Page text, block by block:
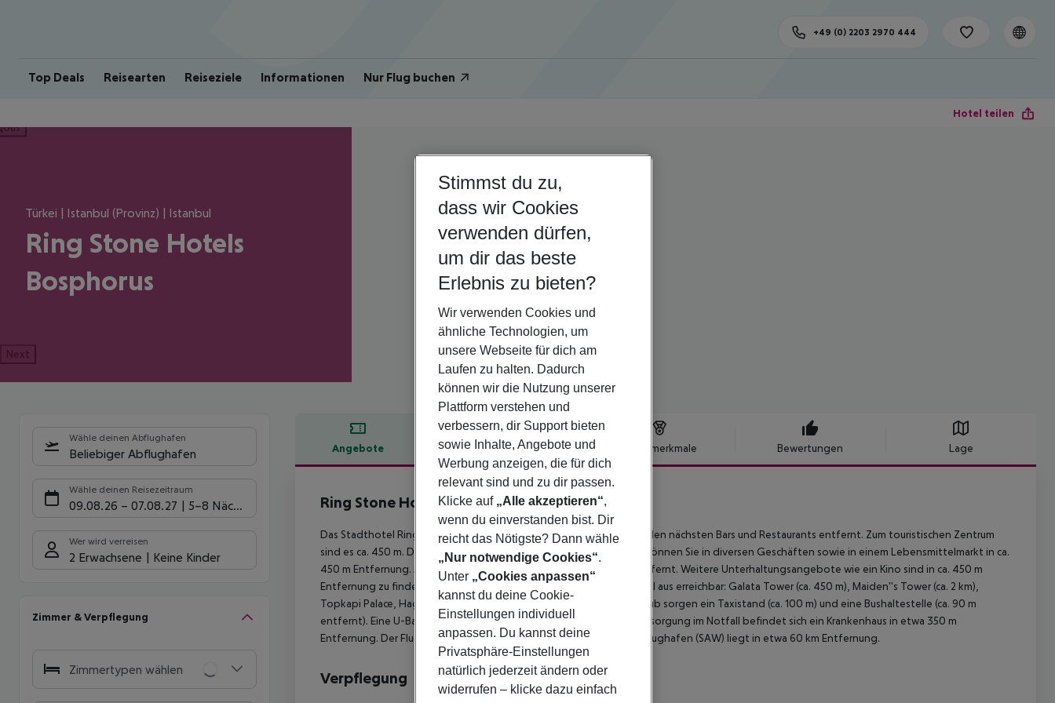
Top Deals Reisearten Reiseziele Informationen Nur Flug buchen
+49 (0) 2203 2970 444
Hotel teilen
Türkei | Istanbul (Provinz) | Istanbul
Ring Stone Hotels
Bosphorus
Next
Wähle deinen Abflughafen
Beliebiger Abflughafen
Wähle deinen Reisezeitraum
09.08.26 – 07.08.27 5-8 Nächte
Wer wird verreisen
2 Erwachsene Keine Kinder
Zimmer & Verpflegung
Zimmertypen wählen
Angebote Hotelbeschreibung Hotelmerkmale Bewertungen Lage
Hotelbeschreibung
Ring Stone Hotels Bosphorus
Das Stadthotel Ring Stone Hotels Bosphorus liegt rund 450 m von den nächsten Bars und Restaurants entfernt. Zum touristischen Zentrum
sind es ca. 450 m. Die nächstgelegene Stadt ist Istanbul. Einkaufen können Sie in diversen Geschäften sowie in einem Lebensmittelmarkt in ca.
450 m Entfernung. Auch die nächste Diskothek liegt rund 450 m entfernt. Weitere Unterhaltungsangebote wie ein Kino sind in ca. 450 m
Entfernung zu finden. Folgende Sehenswürdigkeiten sind vom Hotel aus erreichbar: Galata Tower (ca. 450 m), Maiden''s Tower (ca. 2 km),
Topkapi Palace, Hagia Sophia und Blue Mosque. Für Mobilität im Urlaub sorgen ein Taxistand (ca. 100 m) und eine Bushaltestelle (ca. 90 m
entfernt). Eine U-Bahnstation ist ca. 10 m entfernt. Zur ärztlichen Versorgung im Notfall befindet sich ein Krankenhaus in etwa 350 m
Entfernung. Der Flughafen (IST) ist ca. 44 km entfernt. Ein weiterer Flughafen (SAW) liegt in etwa 60 km Entfernung.
Verpflegung
Stimmst du zu,
dass wir Cookies
verwenden dürfen,
um dir das beste
Erlebnis zu bieten?
Wir verwenden Cookies und
ähnliche Technologien, um
unsere Webseite für dich am
Laufen zu halten. Dadurch
können wir die Nutzung unserer
Plattform verstehen und
verbessern, dir Support bieten
sowie Inhalte, Angebote und
Werbung anzeigen, die für dich
relevant sind und zu dir passen.
Klicke auf „Alle akzeptieren“,
wenn du einverstanden bist. Dir
reicht das Nötigste? Dann wähle
„Nur notwendige Cookies“.
Unter „Cookies anpassen“
kannst du deine Cookie-
Einstellungen individuell
anpassen. Du kannst deine
Privatsphäre-Einstellungen
natürlich jederzeit ändern oder
widerrufen – klicke dazu einfach